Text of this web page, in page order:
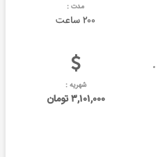
مدت :
۲۰۰ ساعت
شهریه :
۳,۱۰۱,۰۰۰ تومان